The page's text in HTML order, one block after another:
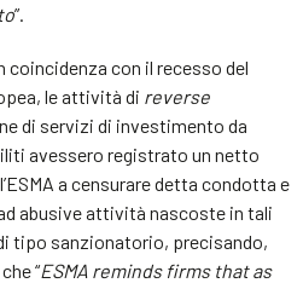
”.
coincidenza con il recesso del
le attività di reverse
di servizi di investimento da
avessero registrato un netto
a censurare detta condotta e
abusive attività nascoste in tali
tipo sanzionatorio, precisando,
“ESMA reminds firms that as